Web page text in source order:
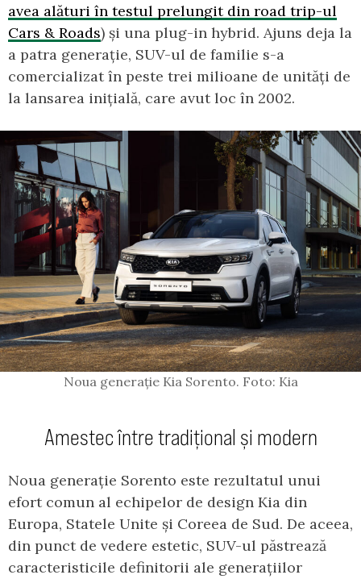
avea alături în testul prelungit din road trip-ul
Cars & Roads) și una plug-in hybrid. Ajuns deja la
a patra generație, SUV-ul de familie s-a
comercializat în peste trei milioane de unități de
la lansarea inițială, care avut loc în 2002.
Noua generație Kia Sorento. Foto: Kia
Amestec între tradițional și modern
Noua generație Sorento este rezultatul unui
efort comun al echipelor de design Kia din
Europa, Statele Unite și Coreea de Sud. De aceea,
din punct de vedere estetic, SUV-ul păstrează
caracteristicile definitorii ale generațiilor